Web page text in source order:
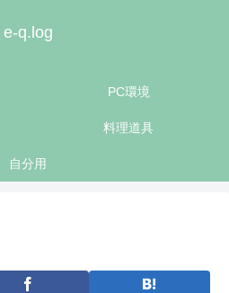
e-q.log
PC環境
料理道具
自分用